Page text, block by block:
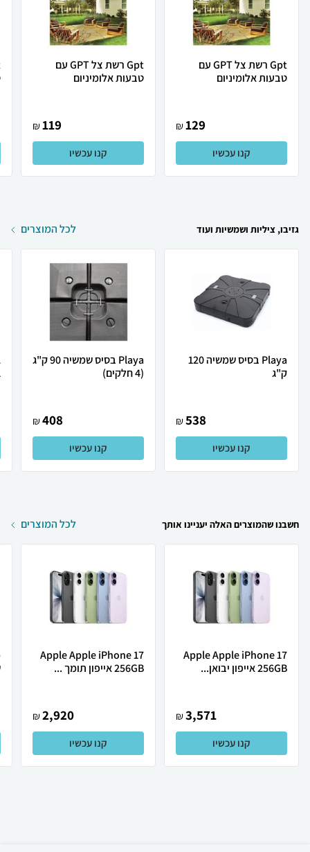
Gpt רשת צל GPT עם
טבעות אלומיניום
129
₪
קנו עכשיו
Gpt רשת צל GPT עם
טבעות אלומיניום
119
₪
קנו עכשיו
גזיבו, ציליות ושמשיות ועוד לכל המוצרים
Playa בסיס שמשיה 120
ק"ג
538
₪
קנו עכשיו
Playa בסיס שמשיה 90 ק"ג
(4 חלקים)
408
₪
קנו עכשיו
חשבנו שהמוצרים האלה יעניינו אותך לכל המוצרים
Apple Apple iPhone 17
256GB אייפון יבואן...
3,571
₪
קנו עכשיו
Apple Apple iPhone 17
256GB אייפון תומך ...
2,920
₪
קנו עכשיו